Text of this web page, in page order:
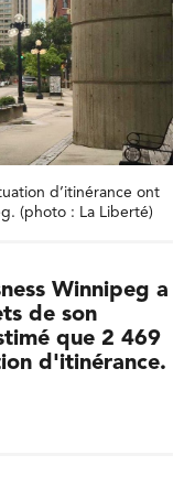
d’itinérance ont
(photo : La Liberté)
Winnipeg a
de son
que 2 469
d'itinérance.